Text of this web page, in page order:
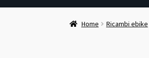
Home Ricambi ebike